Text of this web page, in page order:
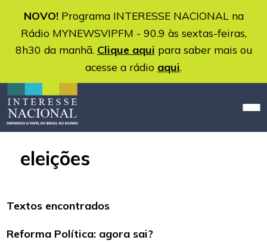
NOVO!Programa INTERESSE NACIONAL na
Rádio MYNEWSVIPFM - 90.9 às sextas-feiras,
8h30 da manhã. Clique aqui para saber mais ou
acesse a rádio aqui.
eleições
Textos encontrados
Reforma Política: agora sai?